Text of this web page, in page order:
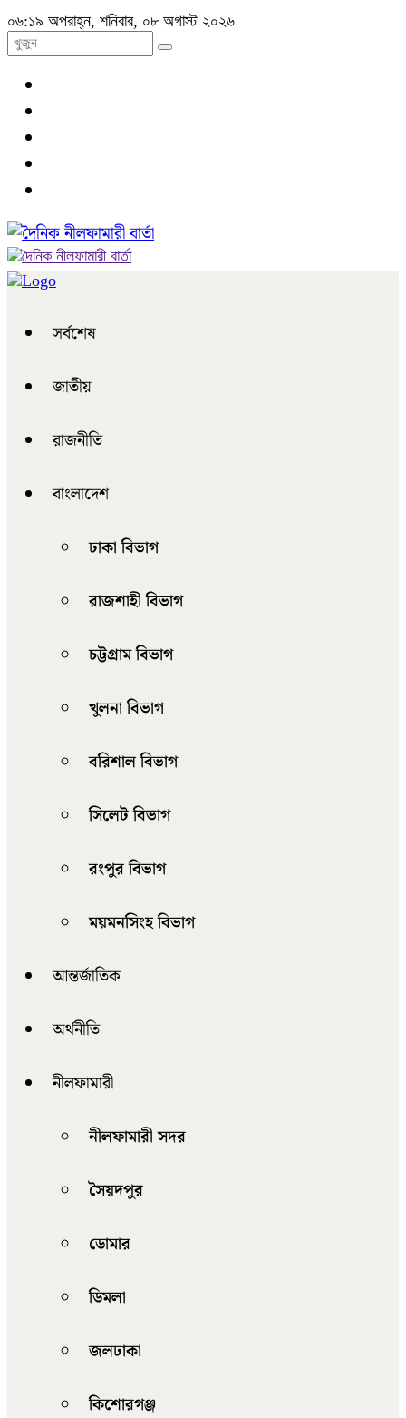
০৬:১৯ অপরাহ্ন, শনিবার, ০৮ অগাস্ট ২০২৬
সর্বশেষ
জাতীয়
রাজনীতি
বাংলাদেশ
ঢাকা বিভাগ
রাজশাহী বিভাগ
চট্টগ্রাম বিভাগ
খুলনা বিভাগ
বরিশাল বিভাগ
সিলেট বিভাগ
রংপুর বিভাগ
ময়মনসিংহ বিভাগ
আন্তর্জাতিক
অর্থনীতি
নীলফামারী
নীলফামারী সদর
সৈয়দপুর
ডোমার
ডিমলা
জলঢাকা
কিশোরগঞ্জ